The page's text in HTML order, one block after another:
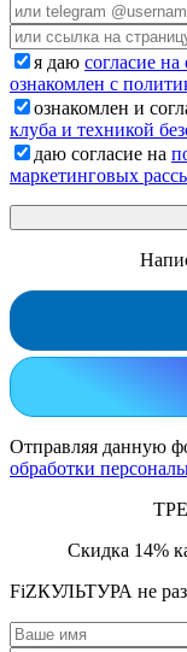
я даю согласие
ознакомлен с
ознакомлен и
клуба и техникой
даю согласие на
маркетинговых
Отправляя данную
обработки
Скидка 14%
FiZКУЛЬТУРА не